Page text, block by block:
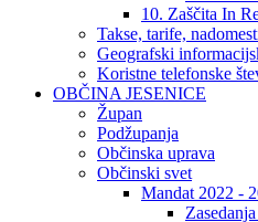
10. Zaščita In
Takse, tarife,
Geografski
Koristne telefonske
OBČINA JESENICE
Župan
Podžupanja
Občinska uprava
Občinski svet
Mandat 2022 -